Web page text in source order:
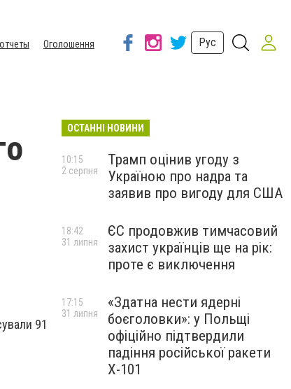
Оголошення
Рус
91
ОСТАННІ НОВИНИ
Трамп оцінив угоду з
Україною про надра та
заявив про вигоду для США
10:15
2 серпня
ЄС продовжив тимчасовий
захист українців ще на рік:
проте є виключення
18:42
31 липня
«Здатна нести ядерні
боєголовки»: у Польщі
офіційно підтвердили
падіння російської ракети
Х-101
17:15
31 липня